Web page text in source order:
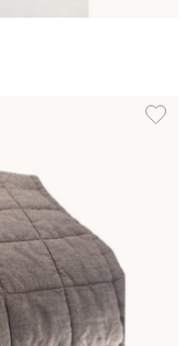
Lägg